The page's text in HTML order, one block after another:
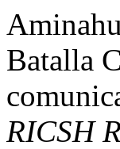
Batalla
RICSH